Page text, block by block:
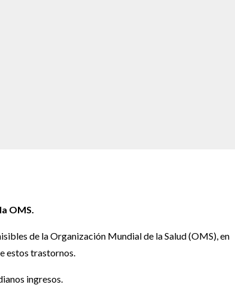
OMS.
de la Organización Mundial de la Salud (OMS), en
estos trastornos.
ingresos.